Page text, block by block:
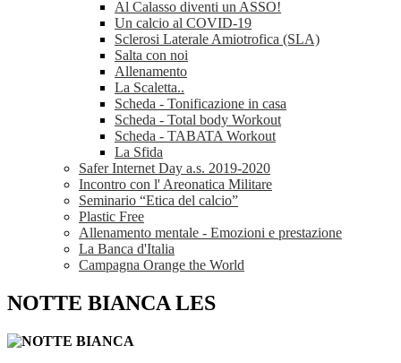
Al Calasso diventi un ASSO!
Un calcio al COVID-19
Sclerosi Laterale Amiotrofica (SLA)
Salta con noi
Allenamento
La Scaletta..
Scheda - Tonificazione in casa
Scheda - Total body Workout
Scheda - TABATA Workout
La Sfida
Safer Internet Day a.s. 2019-2020
Incontro con l' Areonatica Militare
Seminario “Etica del calcio”
Plastic Free
Allenamento mentale - Emozioni e prestazione
La Banca d'Italia
Campagna Orange the World
NOTTE BIANCA LES